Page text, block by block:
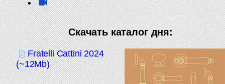
Скачать каталог дня:
Fratelli Cattini 2024
(~12Mb)